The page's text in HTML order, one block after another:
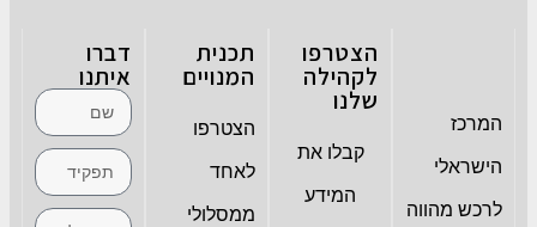
המרכז
הישראלי
לרכש מהווה
הצטרפו
לקהילה
שלנו
קבלו את
המידע
תכנית
המנויים
הצטרפו
לאחד
ממסלולי
דברו
איתנו